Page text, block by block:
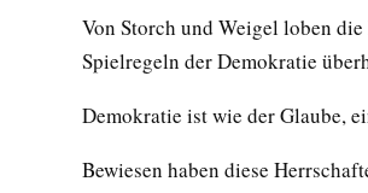
Von Storch und Weigel loben
Spielregeln der Demokratie
Demokratie ist wie der Glaube,
Bewiesen haben diese